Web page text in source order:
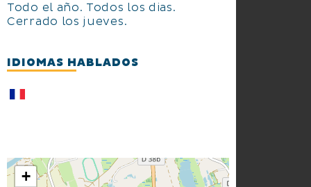
Todo el año. Todos los dias.
Cerrado los jueves.
IDIOMAS HABLADOS
+